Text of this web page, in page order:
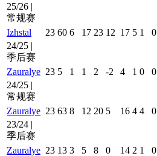
25/26 |
常规赛
Izhstal
23 60 6 17 23 12 17 5 1 0
24/25 |
季后赛
Zauralye 23 5 1 1 2 -2 4 1 0 0
24/25 |
常规赛
Zauralye 23 63 8 12 20 5 16 4 4 0
23/24 |
季后赛
Zauralye 23 13 3 5 8 0 14 2 1 0